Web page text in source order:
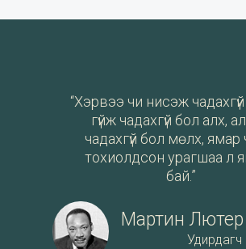
“Хэрвээ чи нисэж чадахгүй
гүйж чадахгүй бол алх,
чадахгүй бол мөлх, ямар
тохиолдсон урагшаа л
бай.”
Мартин
Удирдагч